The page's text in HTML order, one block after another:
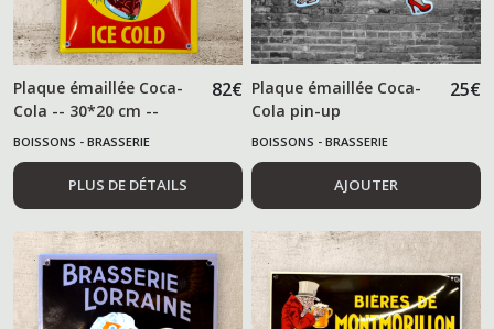
Plaque émaillée Coca-
Cola -- 30*20 cm --
82€
BOISSONS - BRASSERIE
PLUS DE DÉTAILS
Plaque émaillée Coca-
Cola pin-up
25€
BOISSONS - BRASSERIE
AJOUTER